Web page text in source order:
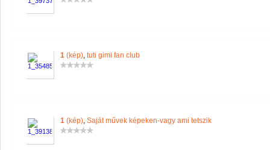
1 (kép), tuti gimi fan club
1 (kép), Saját művek képeken-vagy ami tetszik